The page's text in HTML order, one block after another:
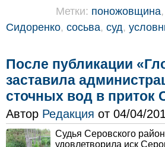
Метки: поножовщина,
Сидоренко, сосьва, суд,
После публикации
заставила
сточных вод в приток
Автор Редакция от 04/04/
Судья Серовского
удовлетворила иск